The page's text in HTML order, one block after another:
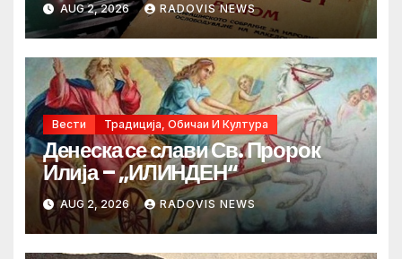
AUG 2, 2026 RADOVIS NEWS
Вести Традиција, Обичаи И Култура
Денеска се слави Св. Пророк
Илија – „ИЛИНДЕН“
AUG 2, 2026 RADOVIS NEWS